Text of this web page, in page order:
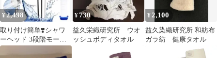
¥2,498
取り付け簡単❣️シャワ
ーヘッド 3段階モード
水量水圧調節 ワンタッ
¥730
益久栄織研究所 ウオ
ッシュボディタオル
¥ 2,100
益久染織研究所 和紡布
ガラ紡 健康タオル